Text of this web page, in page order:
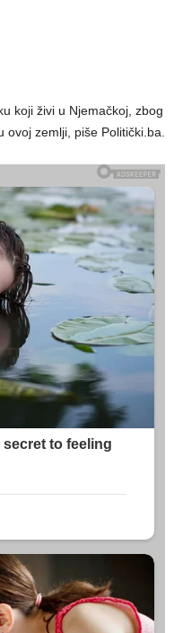
koji živi u Njemačkoj, zbog
ovoj zemlji, piše Politički.ba.